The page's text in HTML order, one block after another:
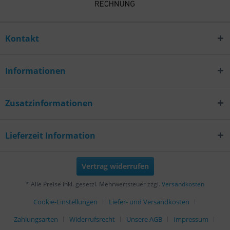
Kontakt
Informationen
Zusatzinformationen
Lieferzeit Information
Vertrag widerrufen
* Alle Preise inkl. gesetzl. Mehrwertsteuer zzgl. Versandkosten
Cookie-Einstellungen
Liefer- und Versandkosten
Zahlungsarten
Widerrufsrecht Unsere AGB Impressum